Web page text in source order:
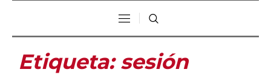
Etiqueta:sesión